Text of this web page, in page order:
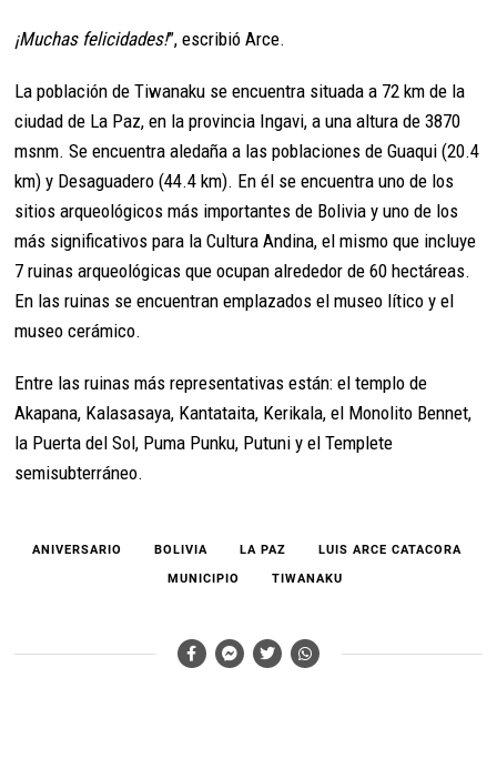
¡Muchas felicidades!”, escribió Arce.
La población de Tiwanaku se encuentra situada a 72 km de la
ciudad de La Paz, en la provincia Ingavi, a una altura de 3870
msnm. Se encuentra aledaña a las poblaciones de Guaqui (20.4
km) y Desaguadero (44.4 km). En él se encuentra uno de los
sitios arqueológicos más importantes de Bolivia y uno de los
más significativos para la Cultura Andina, el mismo que incluye
7 ruinas arqueológicas que ocupan alrededor de 60 hectáreas.
En las ruinas se encuentran emplazados el museo lítico y el
museo cerámico.
Entre las ruinas más representativas están: el templo de
Akapana, Kalasasaya, Kantataita, Kerikala, el Monolito Bennet,
la Puerta del Sol, Puma Punku, Putuni y el Templete
semisubterráneo.
ANIVERSARIO BOLIVIA LA PAZ
LUIS ARCE CATACORA
MUNICIPIO
TIWANAKU